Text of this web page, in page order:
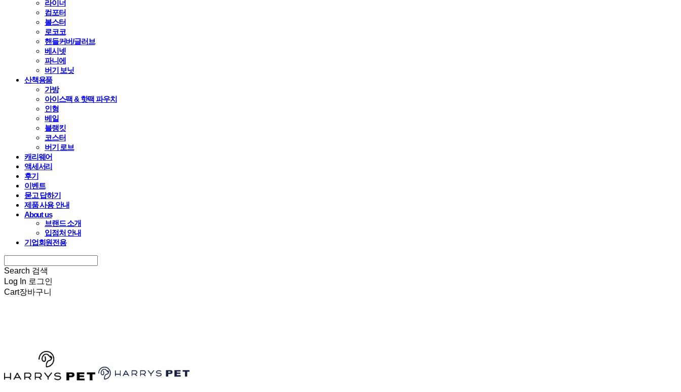
라이너
컴포터
볼스터
로코코
핸들커버/글러브
베시넷
파니에
버기 보닛
산책용품
가방
아이스팩 & 핫팩 파우치
인형
베일
블랭킷
코스터
버기 로브
캐리웨어
액세서리
후기
이벤트
묻고 답하기
제품 사용 안내
About us
브랜드 소개
입점처 안내
기업회원전용
Search 검색
Log In 로그인
Cart장바구니